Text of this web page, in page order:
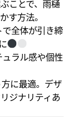
ことで、雨樋
す方法。
全体が引き締
ラル感や個性
に最適。デザ
ジナリティあ